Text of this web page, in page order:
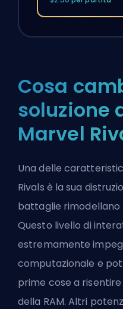
Cosa
soluzione
Marvel
Una delle
Rivals è la sua
battaglie
Questo livello di
estremamente
computazionale e
prime cose a
della RAM. Altri